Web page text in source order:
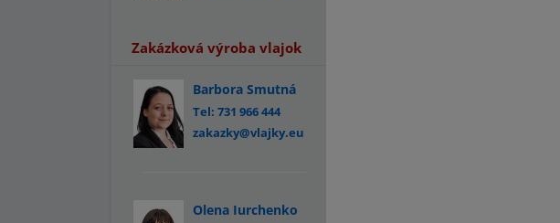
Zakázková výroba vlajok
Barbora Smutná
Tel: 731 966 444
zakazky@vlajky.eu
Olena Iurchenko